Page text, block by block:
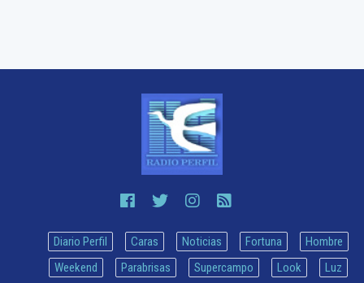
Diario Perfil Caras Noticias Fortuna
Hombre
Weekend
Parabrisas Supercampo Look Luz